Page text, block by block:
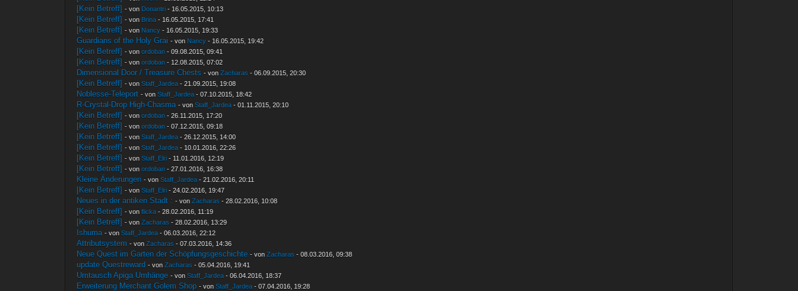
[Kein Betreff] - von Donantri - 16.05.2015, 10:13
[Kein Betreff] - von Brina - 16.05.2015, 17:41
[Kein Betreff] - von Nancy - 16.05.2015, 19:33
Guardians of the Holy Grai - von Nancy - 16.05.2015, 19:42
[Kein Betreff] - vonordoban - 09.08.2015, 09:41
[Kein Betreff] - vonordoban - 12.08.2015, 07:02
Dimensional Door / Treasure Chests - vonZacharas - 06.09.2015, 20:30
[Kein Betreff] - vonStaff_Jardea - 21.09.2015, 19:08
Noblesse-Teleport - vonStaff_Jardea - 07.10.2015, 18:42
R-Crystal-Drop High-Chasma - vonStaff_Jardea - 01.11.2015, 20:10
[Kein Betreff] - vonordoban - 26.11.2015, 17:20
[Kein Betreff] - vonordoban - 07.12.2015, 09:18
[Kein Betreff] - vonStaff_Jardea - 26.12.2015, 14:00
[Kein Betreff] - vonStaff_Jardea - 10.01.2016, 22:26
[Kein Betreff] - vonStaff_Elri - 11.01.2016, 12:19
[Kein Betreff] - vonordoban - 27.01.2016, 16:38
Kleine Änderungen - vonStaff_Jardea - 21.02.2016, 20:11
[Kein Betreff] - vonStaff_Elri - 24.02.2016, 19:47
Neues in der antiken Stadt : - vonZacharas - 28.02.2016, 10:08
[Kein Betreff] - vonflicka - 28.02.2016, 11:19
[Kein Betreff] - vonZacharas - 28.02.2016, 13:29
Ishuma - vonStaff_Jardea - 06.03.2016, 22:12
Attributsystem - vonZacharas - 07.03.2016, 14:36
Neue Quest im Garten der Schöpfungsgeschichte - vonZacharas - 08.03.2016, 09:38
update Questreward - vonZacharas - 05.04.2016, 19:41
Umtausch Apiga Umhänge - vonStaff_Jardea - 06.04.2016, 18:37
Erweiterung Merchant Golem Shop - vonStaff_Jardea - 07.04.2016, 19:28